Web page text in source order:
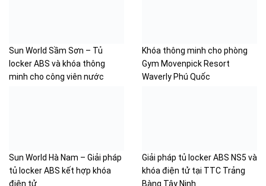
Sun World Sầm Sơn – Tủ
locker ABS và khóa thông
minh cho công viên nước
Khóa thông minh cho phòng
Gym Movenpick Resort
Waverly Phú Quốc
Sun World Hà Nam – Giải pháp
tủ locker ABS kết hợp khóa
điện tử
Giải pháp tủ locker ABS NS5 và
khóa điện tử tại TTC Trảng
Bàng Tây Ninh